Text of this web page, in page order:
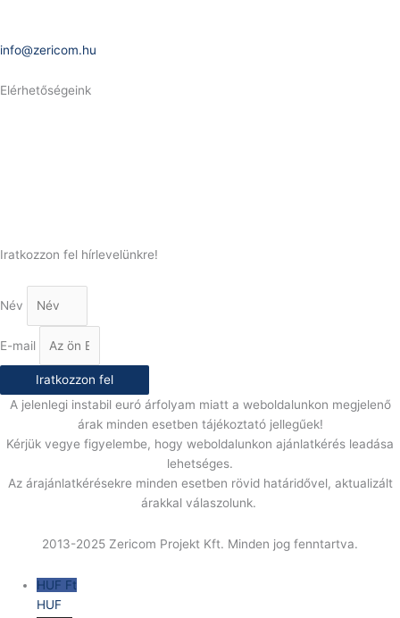
info@zericom.hu
Elérhetőségeink
Iratkozzon fel hírlevelünkre!
Név
E-mail
Iratkozzon fel
A jelenlegi instabil euró árfolyam miatt a weboldalunkon megjelenő
árak minden esetben tájékoztató jellegűek!
Kérjük vegye figyelembe, hogy weboldalunkon ajánlatkérés leadása
lehetséges.
Az árajánlatkérésekre minden esetben rövid határidővel, aktualizált
árakkal válaszolunk.
2013-2025 Zericom Projekt Kft. Minden jog fenntartva.
HUF Ft
HUF